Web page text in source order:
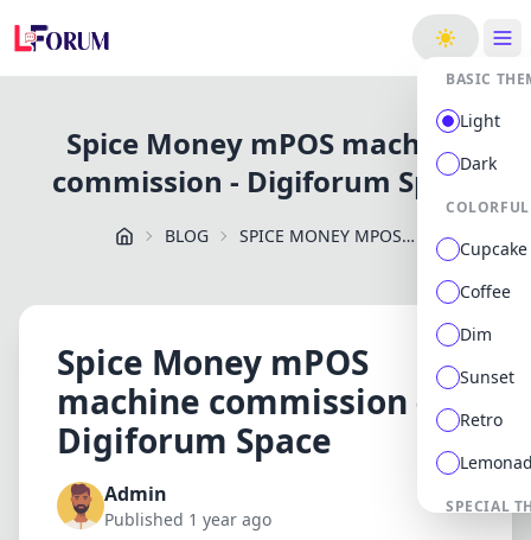
BASIC
Light
Dark
Cupcake
Coffee
Dim
Sunset
Retro
SPECIAL
Spice Money mPOS machine
commission - Digiforum Space
BLOG SPICE MONEY MPOS MACHINE COMMISSION DIGIFORUM SPACE
Spice Money mPOS
machine commission -
Digiforum Space
Admin
Published 1 year ago